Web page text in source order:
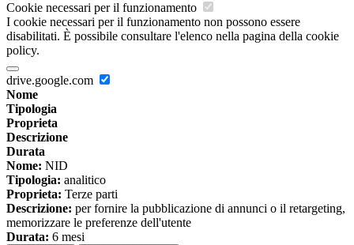
Cookie necessari per il funzionamento
I cookie necessari per il funzionamento non possono essere
disabilitati. È possibile consultare l'elenco nella pagina della cookie
policy.
drive.google.com
Nome
Tipologia
Proprieta
Descrizione
Durata
Nome: NID
Tipologia: analitico
Proprieta: Terze parti
Descrizione: per fornire la pubblicazione di annunci o il retargeting,
memorizzare le preferenze dell'utente
Durata: 6 mesi